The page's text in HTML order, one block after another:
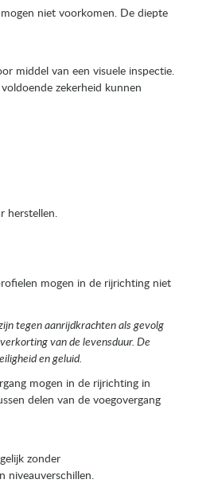
niet voorkomen. De diepte
middel van een visuele inspectie.
zekerheid kunnen
herstellen.
mogen in de rijrichting niet
tegen aanrijdkrachten als gevolg
van de levensduur. De
en geluid.
mogen in de rijrichting in
delen van de voegovergang
zonder
niveauverschillen.